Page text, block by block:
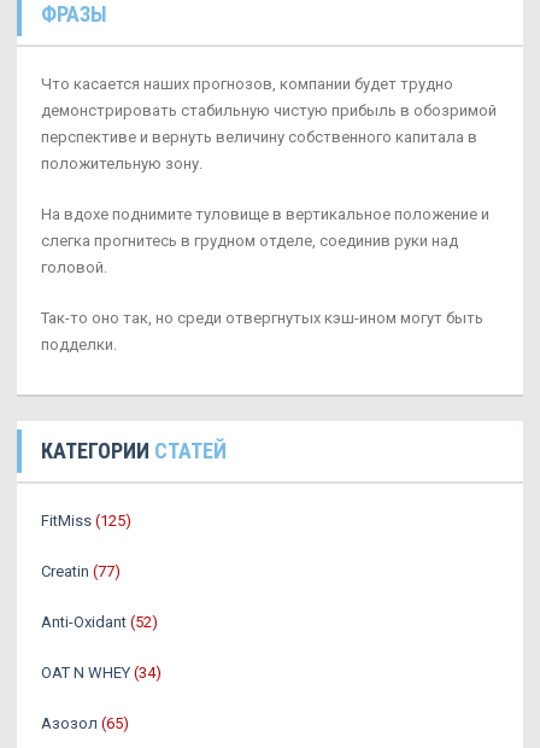
ФРАЗЫ
Что касается наших прогнозов, компании будет трудно
демонстрировать стабильную чистую прибыль в обозримой
перспективе и вернуть величину собственного капитала в
положительную зону.
На вдохе поднимите туловище в вертикальное положение и
слегка прогнитесь в грудном отделе, соединив руки над
головой.
Так-то оно так, но среди отвергнутых кэш-ином могут быть
подделки.
КАТЕГОРИИ СТАТЕЙ
FitMiss (125)
Creatin (77)
Anti-Oxidant (52)
OAT N WHEY (34)
Азозол (65)